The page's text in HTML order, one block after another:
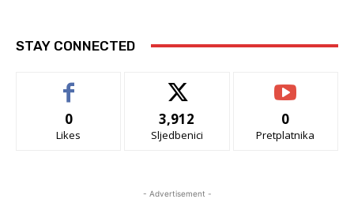
STAY CONNECTED
0
Likes
3,912
Sljedbenici
0
Pretplatnika
- Advertisement -